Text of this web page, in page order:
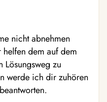
nicht abnehmen
dem auf dem
Lösungsweg zu
werde ich dir zuhören